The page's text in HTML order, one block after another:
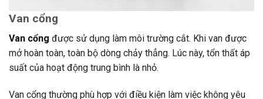
Van cổng
Van cổng được sử dụng làm môi trường cắt. Khi van được
mở hoàn toàn, toàn bộ dòng chảy thẳng. Lúc này, tổn thất áp
suất của hoạt động trung bình là nhỏ.
Van cổng thường phù hợp với điều kiện làm việc không yêu